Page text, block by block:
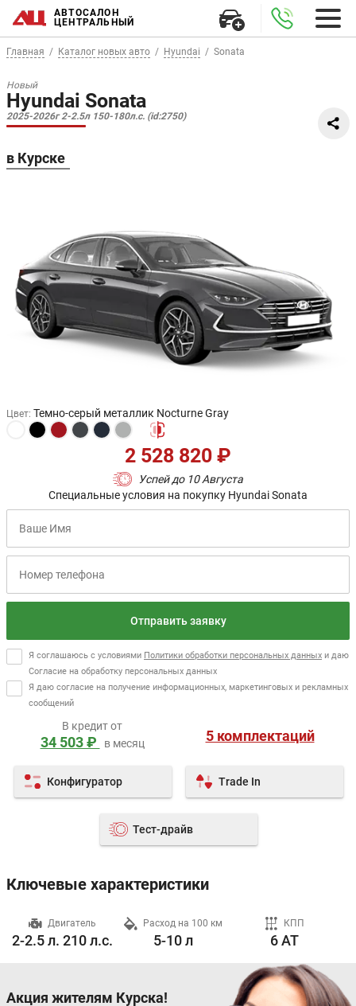
АВТОСАЛОН
ЦЕНТРАЛЬНЫЙ
Главная Каталог новых авто Hyundai Sonata
Новый
Hyundai Sonata
2025-2026г 2-2.5л 150-180л.с. (id:2750)
в Курске
Цвет: Темно-серый металлик Nocturne Gray
Успей до 10 Августа
2 528 820 ₽
Специальные условия на покупку Hyundai Sonata
Отправить заявку
Я соглашаюсь с условиями Политики обработки персональных данных и даю
Согласие на обработку персональных данных
Я даю согласие на получение информационных, маркетинговых и рекламных
сообщений
5 комплектаций
Конфигуратор Trade In
Тест-драйв
В кредит от
34 503 ₽ в месяц
Ключевые характеристики
Двигатель
2-2.5 л. 210 л.с.
Расход на 100 км
5-10 л
КПП
6 AT
Акция жителям Курска!